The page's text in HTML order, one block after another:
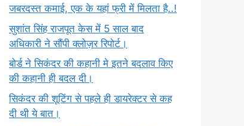
जबरदस्त कमाई, एक के यहां फ्री में मिलता है..!
सुशांत सिंह राजपूत केस में 5 साल बाद
अधिकारी ने सौंपी क्लोज़र रिपोर्ट।
बोर्ड ने सिकंदर की कहानी मे इतने बदलाव किए
की कहानी ही बदल दी।
सिकंदर की शूटिंग से पहले ही डायरेक्टर से कह
दी थी ये बात।